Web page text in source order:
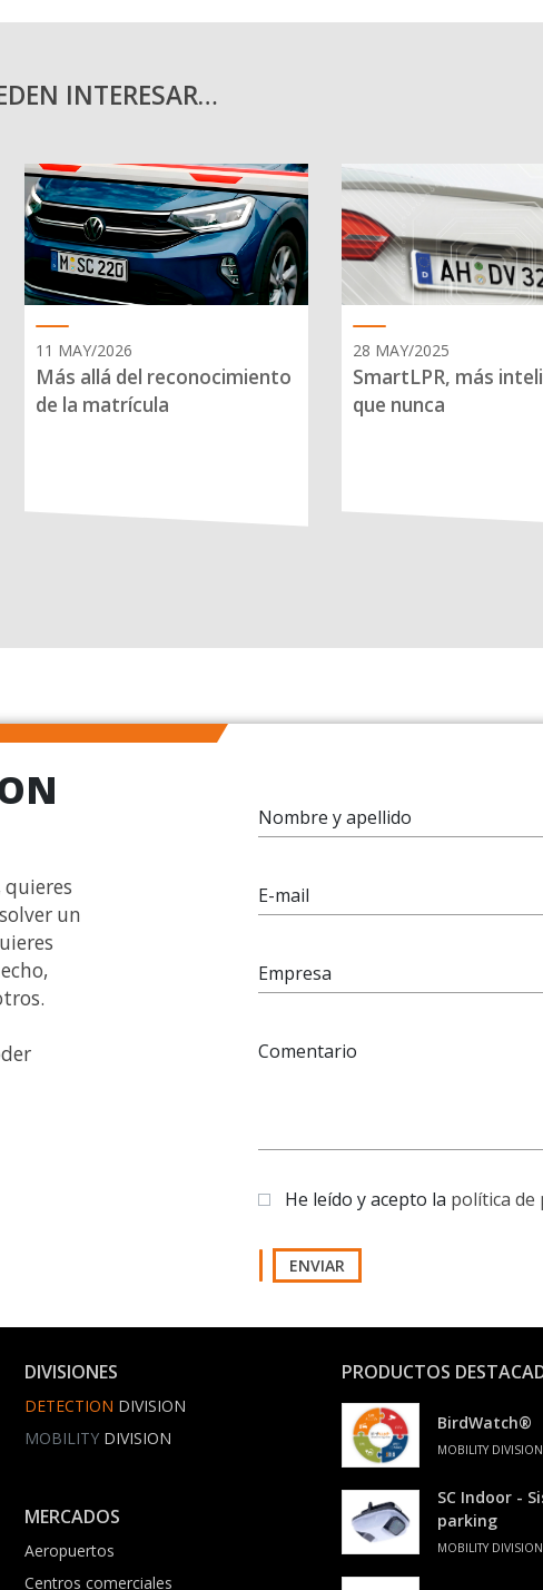
INTERESAR…
11 MAY/2026
Más allá del reconocimiento
de la matrícula
28 MAY/2025
SmartLPR, más
que nunca
quieres
un
Nombre y apellido
E-mail
Empresa
Comentario
He leído y acepto la política de
ENVIAR
DIVISIONES
DETECTION DIVISION
MOBILITY DIVISION
MERCADOS
Aeropuertos
Centros comerciales
PRODUCTOS
BirdWatch®
MOBILITY DIVISION
SC Indoor -
parking
MOBILITY DIVISION